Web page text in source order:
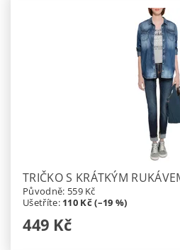
TRIČKO S KRÁTKÝM
Původně: 559 Kč
Ušetříte: 110 Kč (–19 %)
449 Kč